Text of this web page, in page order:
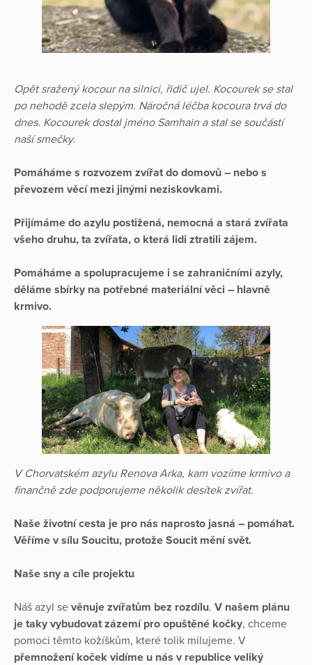
Opět sražený kocour na silnici, řidič ujel. Kocourek se stal
po nehodě zcela slepým. Náročná léčba kocoura trvá do
dnes. Kocourek dostal jméno Samhain a stal se součástí
naší smečky.
Pomáháme s rozvozem zvířat do domovů – nebo s
převozem věcí mezi jinými neziskovkami.
Přijímáme do azylu postižená, nemocná a stará zvířata
všeho druhu, ta zvířata, o která lidi ztratili zájem.
Pomáháme a spolupracujeme i se zahraničními azyly,
děláme sbírky na potřebné materiální věci – hlavně
krmivo.
V Chorvatském azylu Renova Arka, kam vozíme krmivo a
finančně zde podporujeme několik desítek zvířat.
Naše životní cesta je pro nás naprosto jasná – pomáhat.
Věříme v sílu Soucitu, protože Soucit mění svět.
Naše sny a cíle projektu
Náš azyl se věnuje zvířatům bez rozdílu. V našem plánu
je taky vybudovat zázemí pro opuštěné kočky, chceme
pomoci těmto kožíškům, které tolik milujeme. V
přemnožení koček vidíme u nás v republice veliký